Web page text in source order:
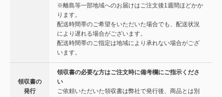
※離島等一部地域へのお届けはご注文後1週間ほどかか
ります。
配送時間帯のご希望をいただいた場合でも、配送状況
により遅れる場合がございます。
配送時間帯のご指定は地域により承れない場合がござ
います。
領収書の
発行
領収書の必要な方はご注文時に備考欄にご指示くださ
い
ご依頼いただいた領収書は弊社で発行後、商品とは別